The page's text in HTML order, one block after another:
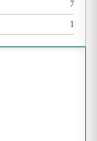
7
1